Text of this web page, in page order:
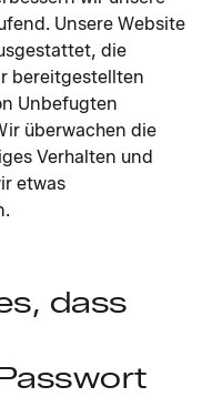
Unsere Website
die
bereitgestellten
Unbefugten
überwachen die
Verhalten und
etwas
dass